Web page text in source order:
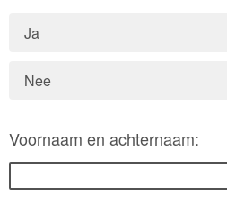
Ja
Nee
Voornaam en achternaam: